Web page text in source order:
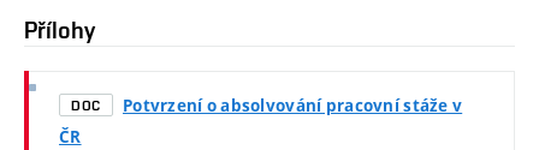
Přílohy
DOC
Potvrzení o absolvování pracovní stáže v
ČR